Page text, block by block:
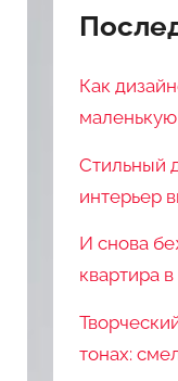
Как
Стильный
интерьер
И снова
квартира
тонах: